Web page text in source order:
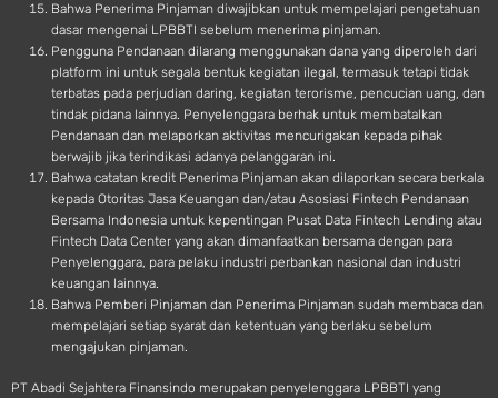
Bahwa Penerima Pinjaman diwajibkan untuk mempelajari pengetahuan
dasar mengenai LPBBTI sebelum menerima pinjaman.
Pengguna Pendanaan dilarang menggunakan dana yang diperoleh dari
platform ini untuk segala bentuk kegiatan ilegal, termasuk tetapi tidak
terbatas pada perjudian daring, kegiatan terorisme, pencucian uang, dan
tindak pidana lainnya. Penyelenggara berhak untuk membatalkan
Pendanaan dan melaporkan aktivitas mencurigakan kepada pihak
berwajib jika terindikasi adanya pelanggaran ini.
Bahwa catatan kredit Penerima Pinjaman akan dilaporkan secara berkala
kepada Otoritas Jasa Keuangan dan/atau Asosiasi Fintech Pendanaan
Bersama Indonesia untuk kepentingan Pusat Data Fintech Lending atau
Fintech Data Center yang akan dimanfaatkan bersama dengan para
Penyelenggara, para pelaku industri perbankan nasional dan industri
keuangan lainnya.
Bahwa Pemberi Pinjaman dan Penerima Pinjaman sudah membaca dan
mempelajari setiap syarat dan ketentuan yang berlaku sebelum
mengajukan pinjaman.
PT Abadi Sejahtera Finansindo merupakan penyelenggara LPBBTI yang